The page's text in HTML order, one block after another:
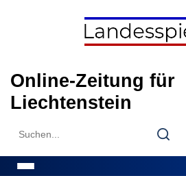
Online-Zeitung für
Liechtenstein
Search
Search